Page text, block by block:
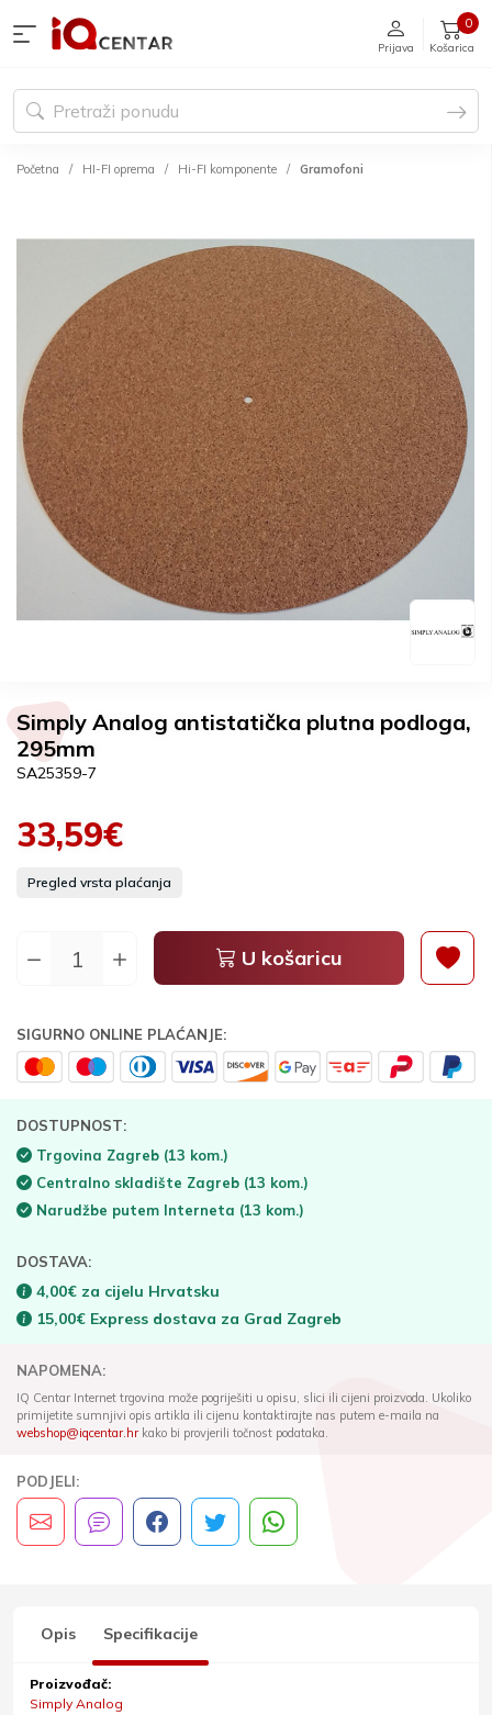
Prijava Košarica
0
Početna HI-FI oprema Hi-FI komponente Gramofoni
Simply Analog antistatička plutna podloga,
295mm
SA25359-7
33,59€
Pregled vrsta plaćanja
U košaricu
SIGURNO ONLINE PLAĆANJE:
DOSTUPNOST:
Trgovina Zagreb (13 kom.)
Centralno skladište Zagreb (13 kom.)
Narudžbe putem Interneta (13 kom.)
DOSTAVA:
4,00€ za cijelu Hrvatsku
15,00€ Express dostava za Grad Zagreb
NAPOMENA:
IQ Centar Internet trgovina može pogriješiti u opisu, slici ili cijeni proizvoda. Ukoliko
primijetite sumnjivi opis artikla ili cijenu kontaktirajte nas putem e-maila na
webshop@iqcentar.hrkako bi provjerili točnost podataka.
PODJELI:
Opis Specifikacije
Proizvođač:
Simply Analog